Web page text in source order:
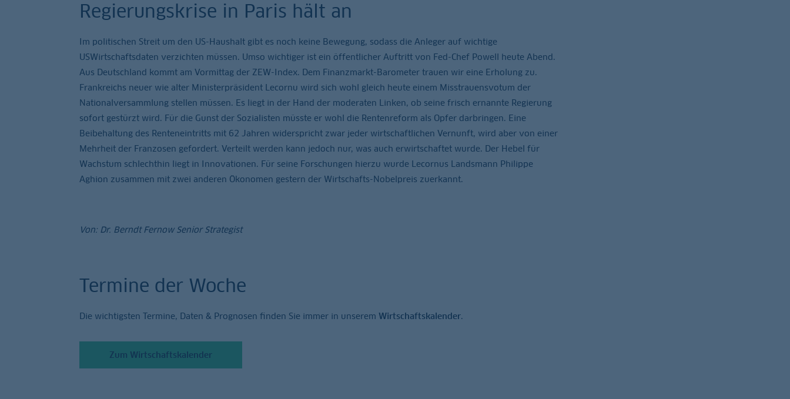
Regierungskrise in Paris hält an
Im politischen Streit um den US-Haushalt gibt es noch keine Bewegung, sodass die Anleger auf wichtige
USWirtschaftsdaten verzichten müssen. Umso wichtiger ist ein öffentlicher Auftritt von Fed-Chef Powell heute Abend.
Aus Deutschland kommt am Vormittag der ZEW-Index. Dem Finanzmarkt-Barometer trauen wir eine Erholung zu.
Frankreichs neuer wie alter Ministerpräsident Lecornu wird sich wohl gleich heute einem Misstrauensvotum der
Nationalversammlung stellen müssen. Es liegt in der Hand der moderaten Linken, ob seine frisch ernannte Regierung
sofort gestürzt wird. Für die Gunst der Sozialisten müsste er wohl die Rentenreform als Opfer darbringen. Eine
Beibehaltung des Renteneintritts mit 62 Jahren widerspricht zwar jeder wirtschaftlichen Vernunft, wird aber von einer
Mehrheit der Franzosen gefordert. Verteilt werden kann jedoch nur, was auch erwirtschaftet wurde. Der Hebel für
Wachstum schlechthin liegt in Innovationen. Für seine Forschungen hierzu wurde Lecornus Landsmann Philippe
Aghion zusammen mit zwei anderen Ökonomen gestern der Wirtschafts-Nobelpreis zuerkannt.
Von: Dr. Berndt Fernow Senior Strategist
Termine der Woche
Die wichtigsten Termine, Daten & Prognosen finden Sie immer in unserem Wirtschaftskalender.
Zum Wirtschaftskalender